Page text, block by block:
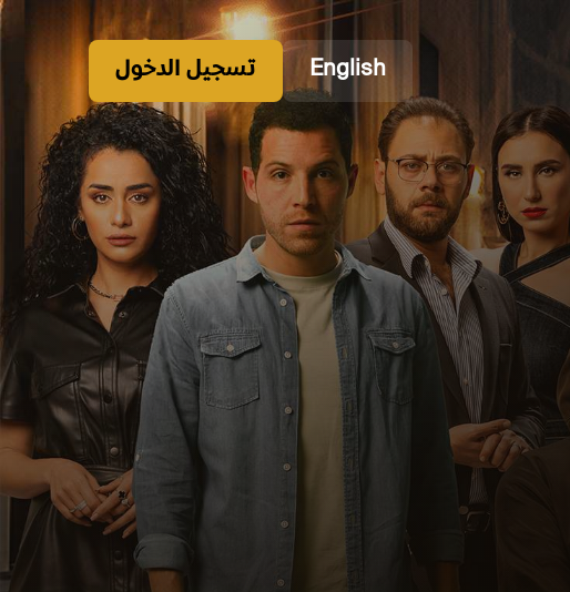
English تسجيل الدخول